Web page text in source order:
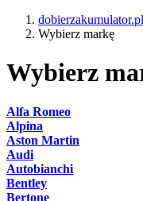
dobierzakumulator.pl
Wybierz markę
Wybierz
Alfa Romeo
Alpina
Aston Martin
Audi
Autobianchi
Bentley
Bertone